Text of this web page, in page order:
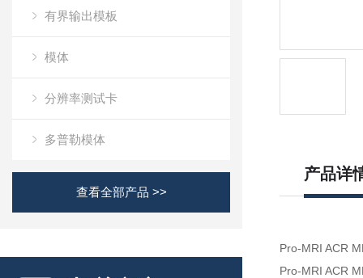
有界输出模板
模体
分辨率测试卡
多普勒模体
查看全部产品 >>
产品详
Pro-MRI ACR
Pro-MRI ACR